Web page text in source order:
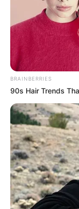
BRAINBERRIES
90s Hair Trends